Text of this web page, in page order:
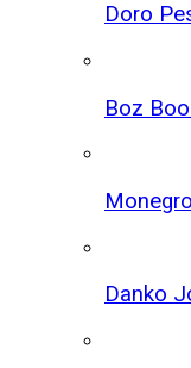
Doro
Boz
Danko